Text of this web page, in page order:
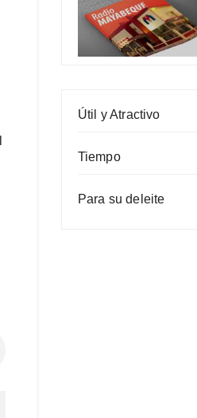
Útil y Atractivo
Tiempo
Para su deleite